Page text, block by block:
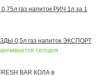
газ напиток РИЧ 1л за 1
0,5л газ напиток ЭКСПОРТ
сегодня
BAR КОЛА в